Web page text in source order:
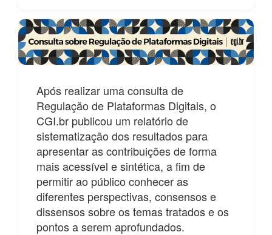
Após realizar uma consulta de
Regulação de Plataformas Digitais, o
CGI.br publicou um relatório de
sistematização dos resultados para
apresentar as contribuições de forma
mais acessível e sintética, a fim de
permitir ao público conhecer as
diferentes perspectivas, consensos e
dissensos sobre os temas tratados e os
pontos a serem aprofundados.